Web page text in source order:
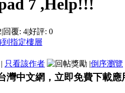
7 ,Help!!!
|回覆: 4|好評: 0
| 只看該作者 |倒序瀏覽
中文網，立即免費下載應